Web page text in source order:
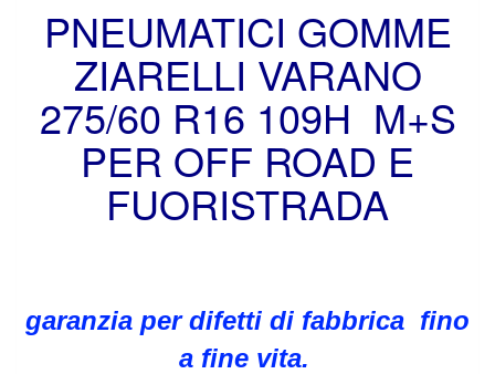
PNEUMATICI GOMME
ZIARELLI VARANO
275/60 R16 109H M+S
PER OFF ROAD E
FUORISTRADA
garanzia per difetti di fabbrica fino
a fine vita.